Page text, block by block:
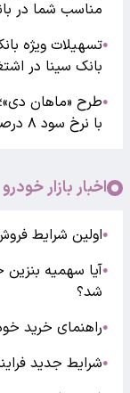
مناسب شما در
●تسهیلات ویژه
بانک سینا در
●
با نرخ سود ۸ درصد
اخبار بازار خودرو
●اولین شرایط فروش
●
شد؟
●راهنمای خرید
●شرایط جدید